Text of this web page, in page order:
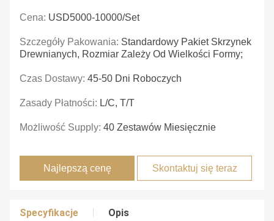
Cena: USD5000-10000/set
Szczegóły Pakowania: Standardowy Pakiet Skrzynek
Drewnianych, Rozmiar Zależy Od Wielkości Formy;
Czas Dostawy: 45-50 Dni Roboczych
Zasady Płatności: L/C, T/T
Możliwość Supply: 40 Zestawów Miesięcznie
Najlepszą cenę Skontaktuj się teraz
Specyfikacje Opis